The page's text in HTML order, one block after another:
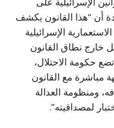
أن “هذا القانون يكشف
الإسرائيلية
خارج نطاق القانون
حكومة الاحتلال،
مباشرة مع القانون
ومنظومة العدالة
لمصداقيته”.